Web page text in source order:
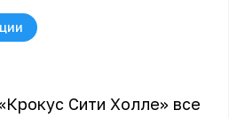
Сити Холле» все